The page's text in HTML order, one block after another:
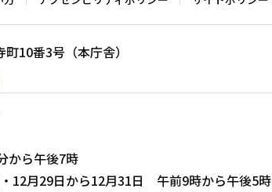
10番3号（本庁舎）
から午後7時
12月29日から12月31日 午前9時から午後5時